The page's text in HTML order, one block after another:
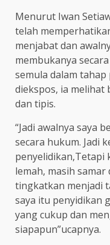
Menurut Iwan
telah
menjabat dan
membukanya
semula dalam
diekspos, ia melihat
dan tipis.
“Jadi awalnya saya
secara hukum. Jadi
penyelidikan,Tetapi
lemah, masih
tingkatkan menjadi
saya itu penyidikan
yang cukup dan
siapapun”ucapnya.